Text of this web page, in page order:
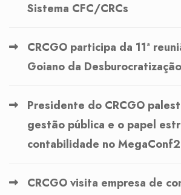
Sistema CFC/CRCs
CRCGO participa da 11ª
Goiano da Desburocratização
Presidente do CRCGO
gestão pública e o papel
contabilidade no
CRCGO visita empresa de